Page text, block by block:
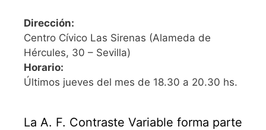
Dirección:
Centro Cívico Las Sirenas (Alameda de
Hércules, 30 – Sevilla)
Horario:
Últimos jueves del mes de 18.30 a 20.30 hs.
La A. F. Contraste Variable forma parte